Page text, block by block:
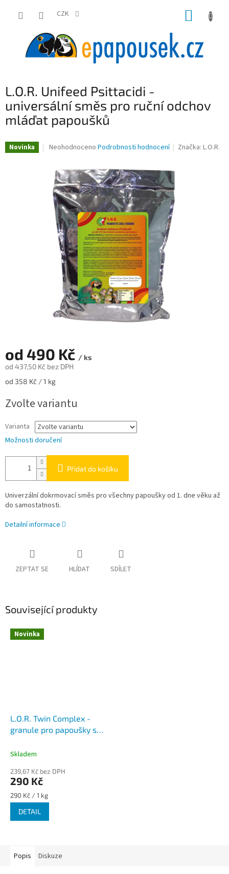
CZK
L.O.R. Unifeed Psittacidi -
universální směs pro ruční odchov
mláďat papoušků
Novinka
Průměrné
0,0
hvězdiček.
Neohodnoceno Podrobnosti hodnocení Značka:L.O.R.
od 490 Kč / ks
od 437,50 Kč bez DPH
Měrná
od 358 Kč / 1 kg
Zvolte variantu
Varianta
Možnosti doručení
Přidat do košíku
Univerzální dokrmovací směs pro všechny papoušky od 1. dne věku až
do samostatnosti.
Detailní informace
ZEPTAT SE HLÍDAT SDÍLET
Související produkty
Novinka
L.O.R. Twin Complex -
granule pro papoušky s
Skladem
239,67 Kč bez DPH
290 Kč
Měrná
cena:
290 Kč / 1 kg
DETAIL
Popis Diskuze